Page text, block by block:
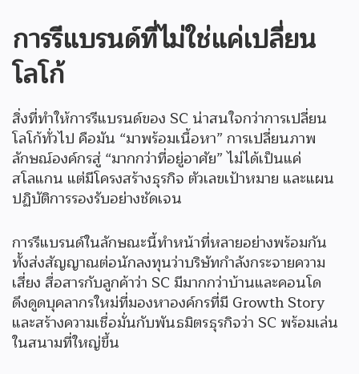
การรีแบรนด์ที่ไม่ใช่แค่เปลี่ยน
โลโก้
สิ่งที่ทำให้การรีแบรนด์ของ SC น่าสนใจกว่าการเปลี่ยน
โลโก้ทั่วไป คือมัน “มาพร้อมเนื้อหา” การเปลี่ยนภาพ
ลักษณ์องค์กรสู่ “มากกว่าที่อยู่อาศัย” ไม่ได้เป็นแค่
สโลแกน แต่มีโครงสร้างธุรกิจ ตัวเลขเป้าหมาย และแผน
ปฏิบัติการรองรับอย่างชัดเจน
การรีแบรนด์ในลักษณะนี้ทำหน้าที่หลายอย่างพร้อมกัน
ทั้งส่งสัญญาณต่อนักลงทุนว่าบริษัทกำลังกระจายความ
เสี่ยง สื่อสารกับลูกค้าว่า SC มีมากกว่าบ้านและคอนโด
ดึงดูดบุคลากรใหม่ที่มองหาองค์กรที่มี Growth Story
และสร้างความเชื่อมั่นกับพันธมิตรธุรกิจว่า SC พร้อมเล่น
ในสนามที่ใหญ่ขึ้น